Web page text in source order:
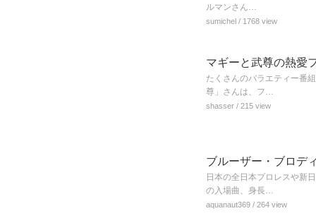
ルマンさん…
sumichel / 1768 view
マギーと武尊の熱愛
たくさんのバラエティー番
尊」さんは、フ…
shasser / 215 view
ブルーザー・ブロデ
日本の全日本プロレスや新
の入場曲、身長…
aquanaut369 / 264 view